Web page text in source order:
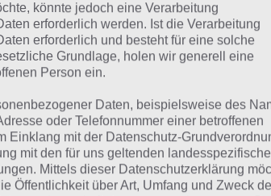
100 Level finden!
der Level in 94% bei jedem Spieler
Lösung zum Sachverhalt “Aus diesem
Grund
könnte jedoch eine Verarbeitung
erforderlich werden. Ist die Verarbeitung
erforderlich und besteht für eine solche
Grundlage, holen wir generell eine
Person ein.
Daten, beispielsweise des
oder Telefonnummer einer betroffenen
Einklang mit der Datenschutz-
mit den für uns geltenden
Mittels dieser Datenschutzerklärung
Öffentlichkeit über Art, Umfang und Zweck